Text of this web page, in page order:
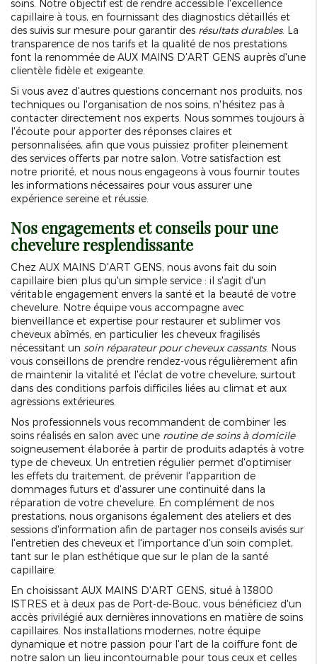
soins. Notre objectif est de rendre accessible l'excellence
capillaire à tous, en fournissant des diagnostics détaillés et
des suivis sur mesure pour garantir des résultats durables. La
transparence de nos tarifs et la qualité de nos prestations
font la renommée de AUX MAINS D'ART GENS auprès d'une
clientèle fidèle et exigeante.
Si vous avez d'autres questions concernant nos produits, nos
techniques ou l'organisation de nos soins, n'hésitez pas à
contacter directement nos experts. Nous sommes toujours à
l'écoute pour apporter des réponses claires et
personnalisées, afin que vous puissiez profiter pleinement
des services offerts par notre salon. Votre satisfaction est
notre priorité, et nous nous engageons à vous fournir toutes
les informations nécessaires pour vous assurer une
expérience sereine et réussie.
Nos engagements et conseils pour une
chevelure resplendissante
Chez AUX MAINS D'ART GENS, nous avons fait du soin
capillaire bien plus qu'un simple service : il s'agit d'un
véritable engagement envers la santé et la beauté de votre
chevelure. Notre équipe vous accompagne avec
bienveillance et expertise pour restaurer et sublimer vos
cheveux abîmés, en particulier les cheveux fragilisés
nécessitant un soin réparateur pour cheveux cassants. Nous
vous conseillons de prendre rendez-vous régulièrement afin
de maintenir la vitalité et l'éclat de votre chevelure, surtout
dans des conditions parfois difficiles liées au climat et aux
agressions extérieures.
Nos professionnels vous recommandent de combiner les
soins réalisés en salon avec une routine de soins à domicile
soigneusement élaborée à partir de produits adaptés à votre
type de cheveux. Un entretien régulier permet d'optimiser
les effets du traitement, de prévenir l'apparition de
dommages futurs et d'assurer une continuité dans la
réparation de votre chevelure. En complément de nos
prestations, nous organisons également des ateliers et des
sessions d'information afin de partager nos conseils avisés sur
l'entretien des cheveux et l'importance d'un soin complet,
tant sur le plan esthétique que sur le plan de la santé
capillaire.
En choisissant AUX MAINS D'ART GENS, situé à 13800
ISTRES et à deux pas de Port-de-Bouc, vous bénéficiez d'un
accès privilégié aux dernières innovations en matière de soins
capillaires. Nos installations modernes, notre équipe
dynamique et notre passion pour l'art de la coiffure font de
notre salon un lieu incontournable pour tous ceux et celles